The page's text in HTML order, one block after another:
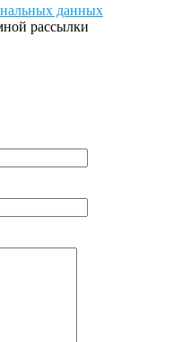
данных
рассылки